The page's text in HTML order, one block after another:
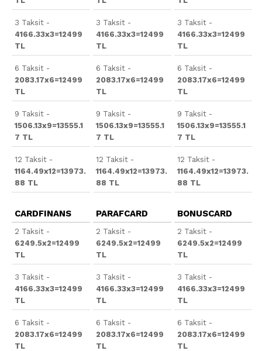
3 Taksit -
4166.33x3=12499
TL
6 Taksit -
2083.17x6=12499
TL
9 Taksit -
1506.13x9=13555.1
7 TL
12 Taksit -
1164.49x12=13973.
88 TL
3 Taksit -
4166.33x3=12499
TL
6 Taksit -
2083.17x6=12499
TL
9 Taksit -
1506.13x9=13555.1
7 TL
12 Taksit -
1164.49x12=13973.
88 TL
3 Taksit -
4166.33x3=12499
TL
6 Taksit -
2083.17x6=12499
TL
9 Taksit -
1506.13x9=13555.1
7 TL
12 Taksit -
1164.49x12=13973.
88 TL
CARDFINANS
2 Taksit -
6249.5x2=12499
TL
3 Taksit -
4166.33x3=12499
TL
6 Taksit -
2083.17x6=12499
TL
PARAFCARD
2 Taksit -
6249.5x2=12499
TL
3 Taksit -
4166.33x3=12499
TL
6 Taksit -
2083.17x6=12499
TL
BONUSCARD
2 Taksit -
6249.5x2=12499
TL
3 Taksit -
4166.33x3=12499
TL
6 Taksit -
2083.17x6=12499
TL